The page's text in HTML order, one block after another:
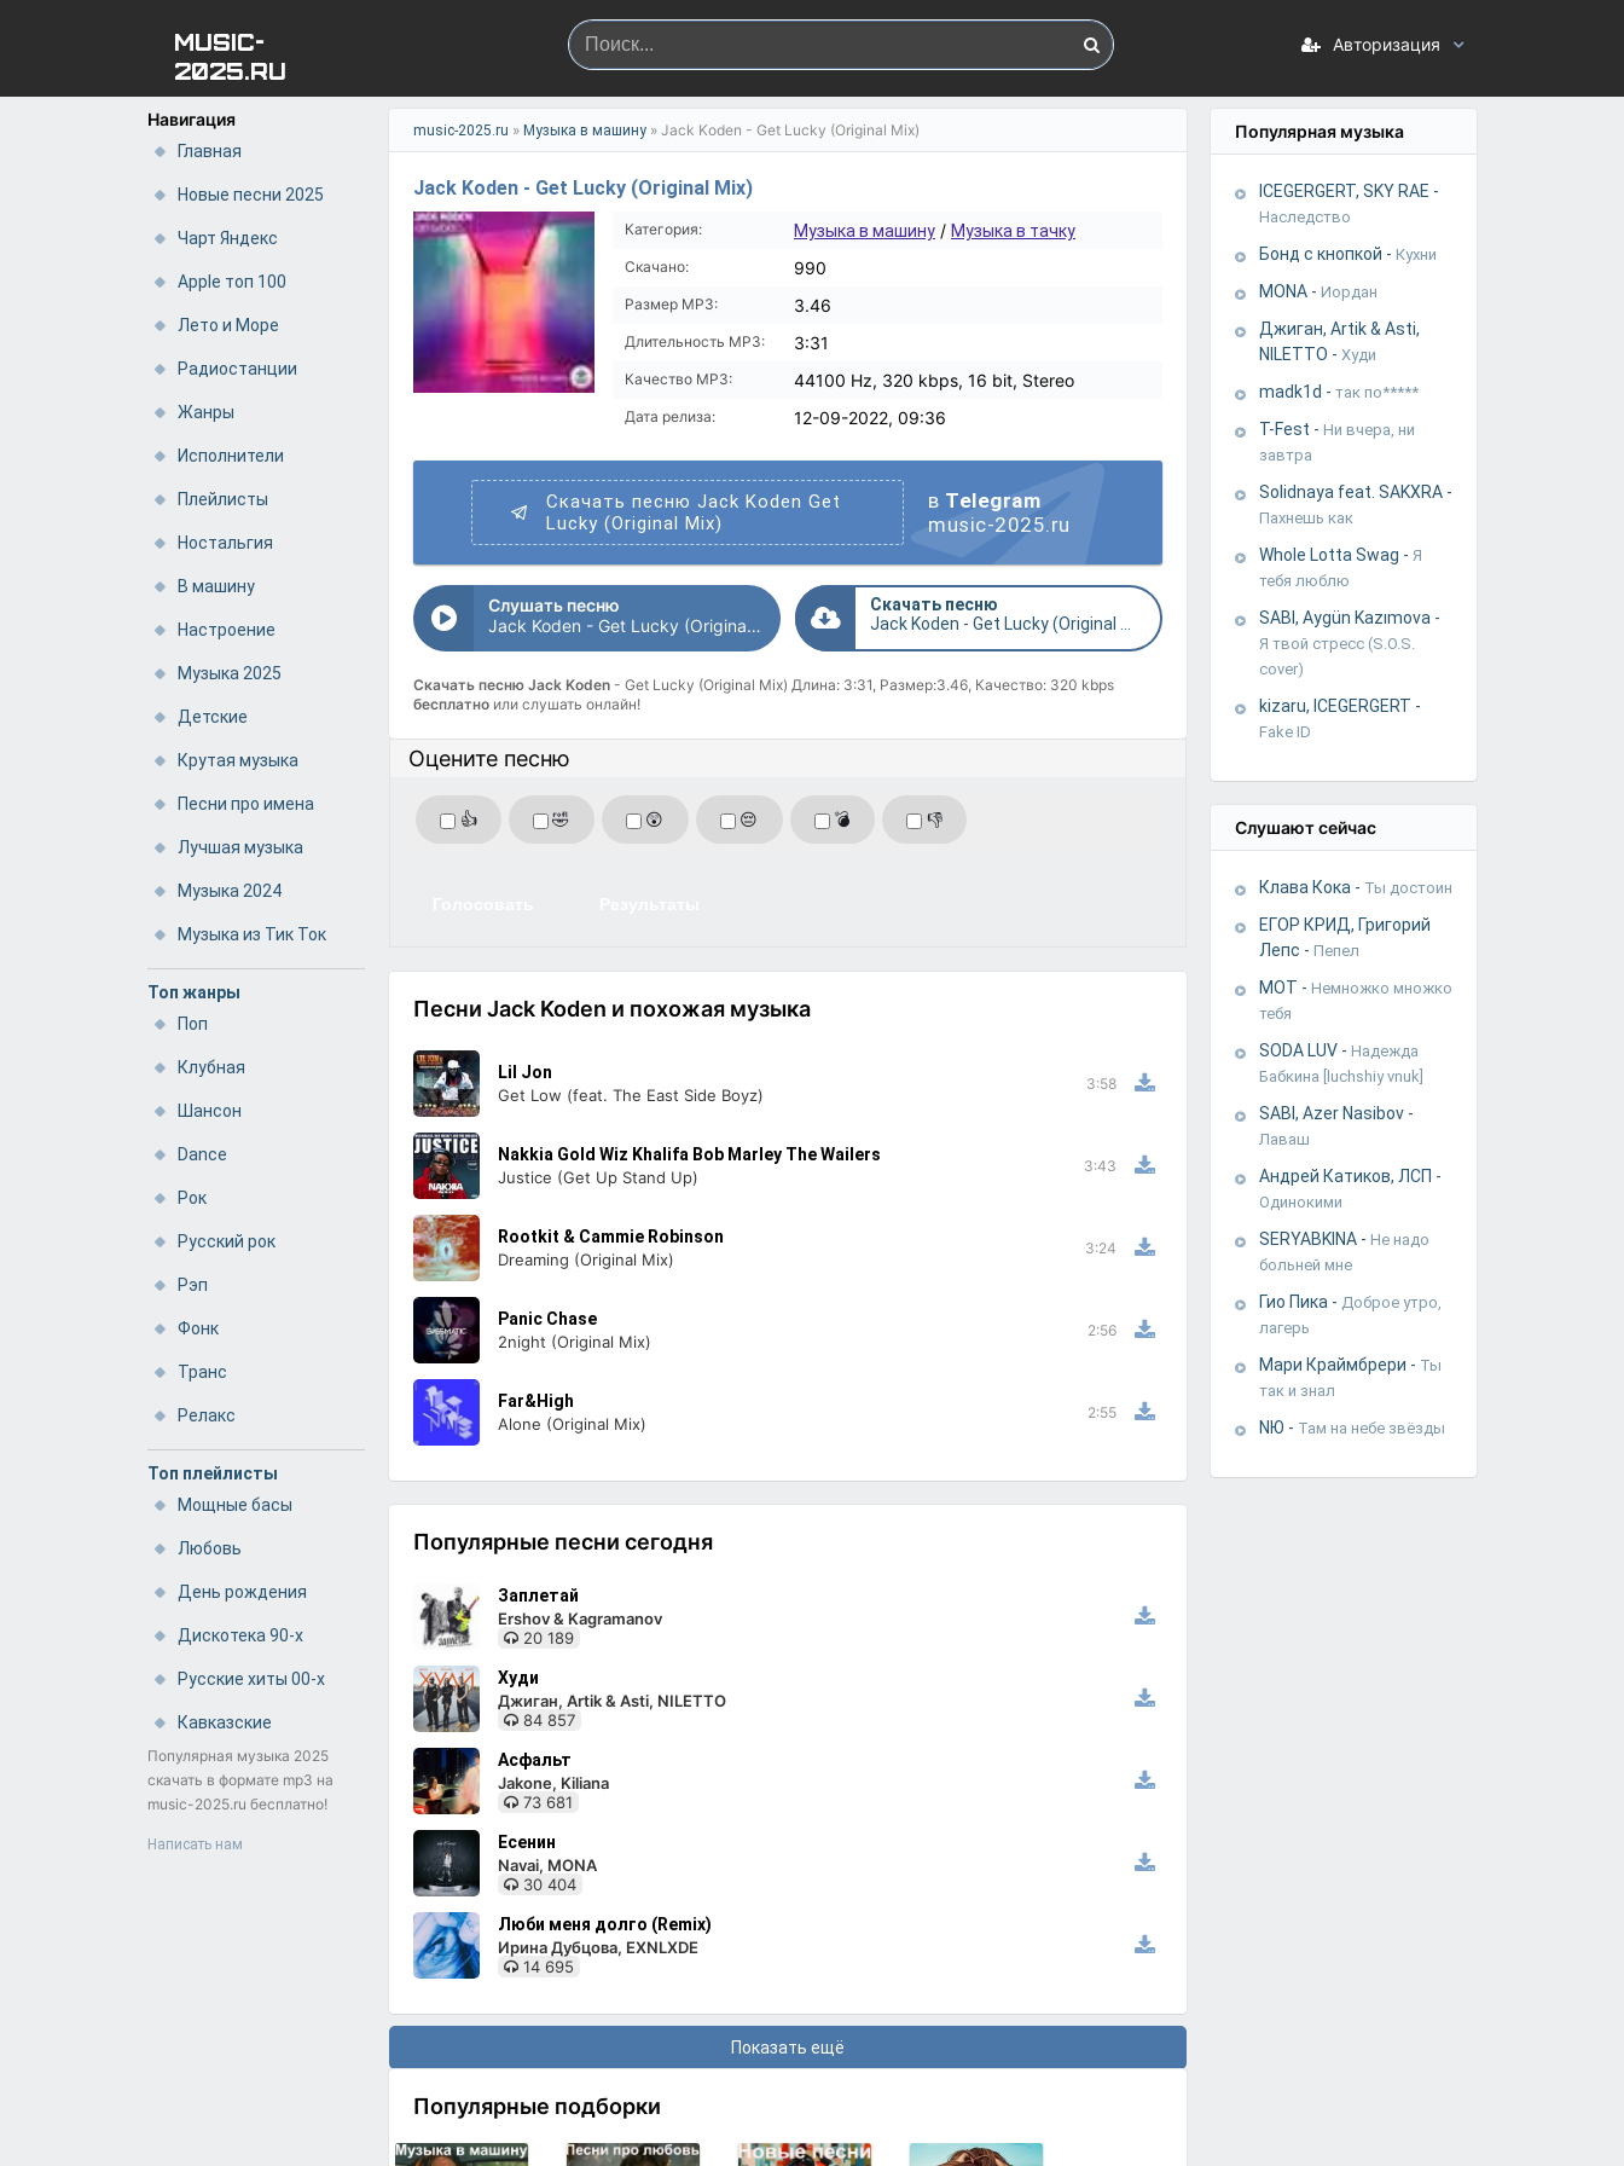
MUSIC-
2025.RU
Авторизация
Навигация
Главная
Новые песни 2025
Чарт Яндекс
Apple топ 100
Лето и Море
Радиостанции
Жанры
Исполнители
Плейлисты
Ностальгия
В машину
Настроение
Музыка 2025
Детские
Крутая музыка
Песни про имена
Лучшая музыка
Музыка 2024
Музыка из Тик Ток
Топ жанры
Поп
Клубная
Шансон
Dance
Рок
Русский рок
Рэп
Фонк
Транс
Релакс
Топ плейлисты
Мощные басы
Любовь
День рождения
Дискотека 90-х
Русские хиты 00-х
Кавказские
Популярная музыка 2025
скачать в формате mp3 на
music-2025.ru бесплатно!
Написать нам
music-2025.ru » Музыка в машину » Jack Koden - Get Lucky (Original Mix)
Jack Koden - Get Lucky (Original Mix)
Категория: Музыка в машину / Музыка в тачку
Скачано: 990
Размер MP3: 3.46
Длительность MP3: 3:31
Качество MP3: 44100 Hz, 320 kbps, 16 bit, Stereo
Дата релиза: 12-09-2022, 09:36
Скачать песню Jack Koden Get
Lucky (Original Mix)
в Telegram
music-2025.ru
Слушать песню
Jack Koden - Get Lucky (Original Mix)
Скачать песню
Скачать песню Jack Koden - Get Lucky (Original Mix) Длина: 3:31, Размер:3.46, Качество: 320 kbps
бесплатно или слушать онлайн!
Оцените песню
👍 🤣 😲 😔 💣 👎
Песни Jack Koden и похожая музыка
Lil Jon
Get Low (feat. The East Side Boyz)
3:58
Nakkia Gold Wiz Khalifa Bob Marley The Wailers
Justice (Get Up Stand Up)
3:43
Rootkit & Cammie Robinson
Dreaming (Original Mix)
3:24
Panic Chase
2night (Original Mix)
2:56
Far&High
Alone (Original Mix)
2:55
Популярные песни сегодня
Заплетай
Ershov & Kagramanov
20 189
Худи
Джиган, Artik & Asti, NILETTO
84 857
Асфальт
Jakone, Kiliana
73 681
Есенин
Navai, MONA
30 404
Люби меня долго (Remix)
Ирина Дубцова, EXNLXDE
14 695
Показать ещё
Популярные подборки
Популярная музыка
ICEGERGERT, SKY RAE -
Наследство
Бонд с кнопкой - Кухни
MONA - Иордан
Джиган, Artik & Asti,
NILETTO - Худи
madk1d - так по*****
T-Fest - Ни вчера, ни
завтра
Solidnaya feat. SAKXRA -
Пахнешь как
Whole Lotta Swag - Я
тебя люблю
SABI, Aygün Kazımova -
Я твой стресс (S.O.S.
cover)
kizaru, ICEGERGERT -
Fake ID
Слушают сейчас
Клава Кока - Ты достоин
ЕГОР КРИД, Григорий
Лепс - Пепел
МОТ - Немножко множко
тебя
SODA LUV - Надежда
Бабкина [luchshiy vnuk]
SABI, Azer Nasibov -
Лаваш
Андрей Катиков, ЛСП -
Одинокими
SERYABKINA - Не надо
больней мне
Гио Пика - Доброе утро,
лагерь
Мари Краймбрери - Ты
так и знал
NЮ - Там на небе звёзды